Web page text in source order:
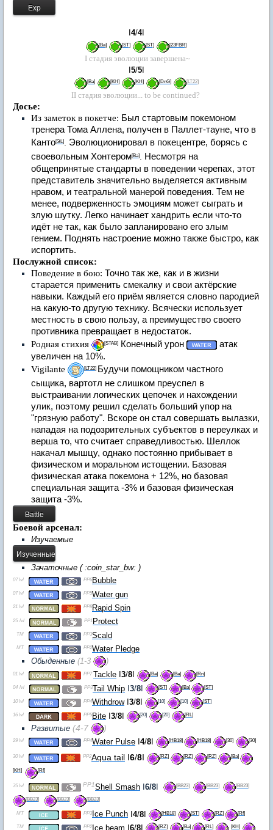
4/4I
[Ba] [ST] [ST] [23FBR]
I стадия эволюции завершена~
I5/5I
[Ba] [KH] [KH] [DnG] [LT22]
II стадия эволюции... to be continued?
Досье:
Из заметок в покетче: Был стартовым покемоном
тренера Тома Аллена, получен в Паллет-тауне, что в
Канто[ЭL]. Эволюционировал в покецентре, борясь с
своевольным Хонтером[Ba]
Несмотря на
общепринятые стандарты в поведении черепах, этот
представитель значительно выделяется активным
нравом, и театральной манерой поведения. Тем не
менее, подверженность эмоциям может сыграть и
злую шутку. Легко начинает хандрить если что-то
идёт не так, как было запланировано его злым
гением. Поднять настроение можно также быстро, как
испортить.
Послужной список:
Поведение в бою: Точно так же, как и в жизни
старается применить смекалку и свои актёрские
навыки. Каждый его приём является словно пародией
на какую-то другую технику. Всячески использует
местность в свою пользу, а преимущество своего
противника превращает в недостаток.
Родная стихия
[STAB] Конечный урон
атак
увеличен на 10%.
Vigilante
[LT22] Будучи помощником частного
сыщика, вартотл не слишком преуспел в
выстраивании логических цепочек и нахождении
улик, поэтому решил сделать больший упор на
"грязную работу". Вскоре он стал совершать вылазки,
нападая на подозрительных субъектов в переулках и
верша то, что считает справедливостью. Шеллок
накачал мышцу, однако постоянно прибывает в
физическом и моральном истощении. Базовая
физическая атака покемона + 12%, но базовая
специальная защита -3% и базовая физическая
защита -3%.
Боевой арсенал:
Изучаемые
Зачаточные ( :coin_star_bw: )
07 lvl PP6 Bubble
07 lvl PP5Water gun
21 lvl PP8Rapid Spin
25 lvl PP1 Protect
TM PP3Scald
MT PP2Water Pledge
Обыденные (1-3 )
01 lvl PP7 Tackle 3/8 [Ba] [Ba] [Rn]
04 lvl PP3Tail Whip 3/8 [ST] [Ba] [ST]
10 lvl PP4WithdrowI 3/8 [10] [10] [ST]
16 lvl PP5 Bite 3/8 [20] [20] [RL ]
Развитые (4-7 )
29 lvl PP4Water Pulse 4/8 [HB18] [HB18] [30] [30]
30 lvl PP2Aqua tail I6/8I [RZ] [RZ] [RZ] [Ba]
[KH] [Rf]
35 lvl PP1Shell Smash 6/8 [BB23] [BB23] [BB23]
[BB23] [BB23] [BB23]
MT PP3Ice Punch I4/8I [HB18] [ST] [RZ] [Rf]
TM PP2Ice beam 6/8 [RZ] [Ba] [RL ] [KH]